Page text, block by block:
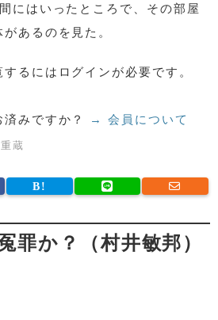
にはいったところで、その部屋
あるのを見た。
るにはログインが必要です。
みですか？
→ 会員について
蔵
罪か？（村井敏邦）